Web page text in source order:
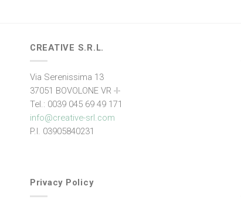
CREATIVE S.R.L.
Via Serenissima 13
37051 BOVOLONE VR -I-
Tel.: 0039 045 69 49 171
info@creative-srl.com
P.I. 03905840231
Privacy Policy